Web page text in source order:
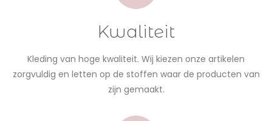
Kwaliteit
Kleding van hoge kwaliteit. Wij kiezen onze artikelen
zorgvuldig en letten op de stoffen waar de producten van
zijn gemaakt.